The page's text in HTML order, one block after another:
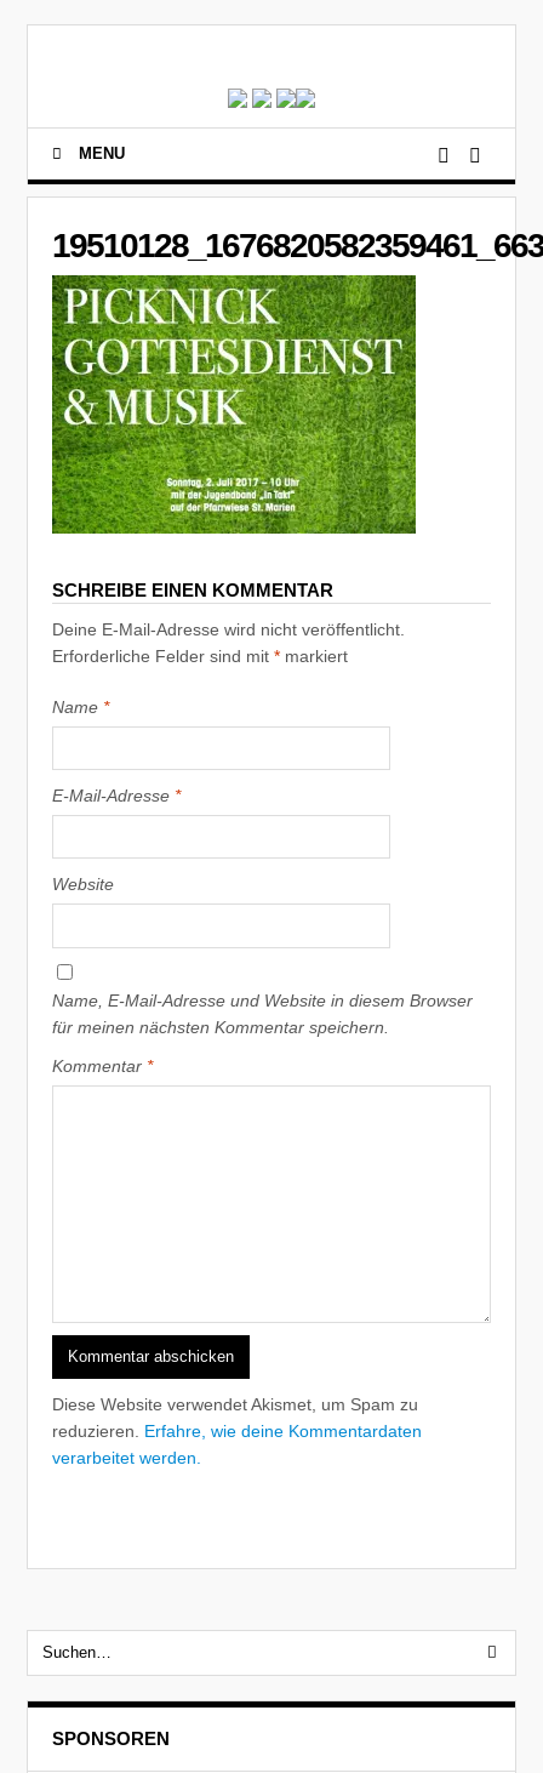
MENU
SCHREIBE EINEN KOMMENTAR
Deine E-Mail-Adresse wird nicht veröffentlicht.
Erforderliche Felder sind mit* markiert
Name *
E-Mail-Adresse *
Website
Name, E-Mail-Adresse und Website in diesem Browser
für meinen nächsten Kommentar speichern.
Kommentar *
Diese Website verwendet Akismet, um Spam zu
reduzieren. Erfahre, wie deine Kommentardaten
verarbeitet werden.
SPONSOREN